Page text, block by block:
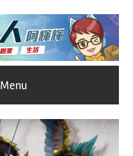
Menu